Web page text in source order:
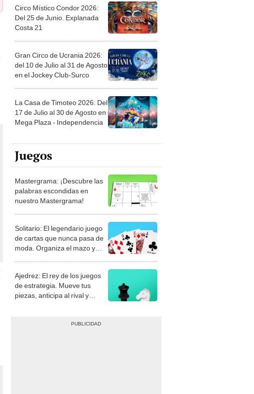
Circo Místico Condor 2026:
Del 25 de Junio. Explanada
Costa 21
Gran Circo de Ucrania 2026:
del 10 de Julio al 31 de Agosto
en el Jockey Club-Surco
La Casa de Timoteo 2026: Del
17 de Julio al 30 de Agosto en
Mega Plaza - Independencia
Juegos
Mastergrama: ¡Descubre las
palabras escondidas en
nuestro Mastergrama!
Solitario: El legendario juego
de cartas que nunca pasa de
moda. Organiza el mazo y
Ajedrez: El rey de los juegos
de estrategia. Mueve tus
piezas, anticipa al rival y